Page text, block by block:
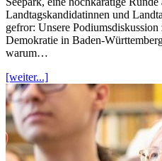
Landtagskandidatinnen und
gefror: Unsere
Demokratie in Baden-
warum…
[weiter...]